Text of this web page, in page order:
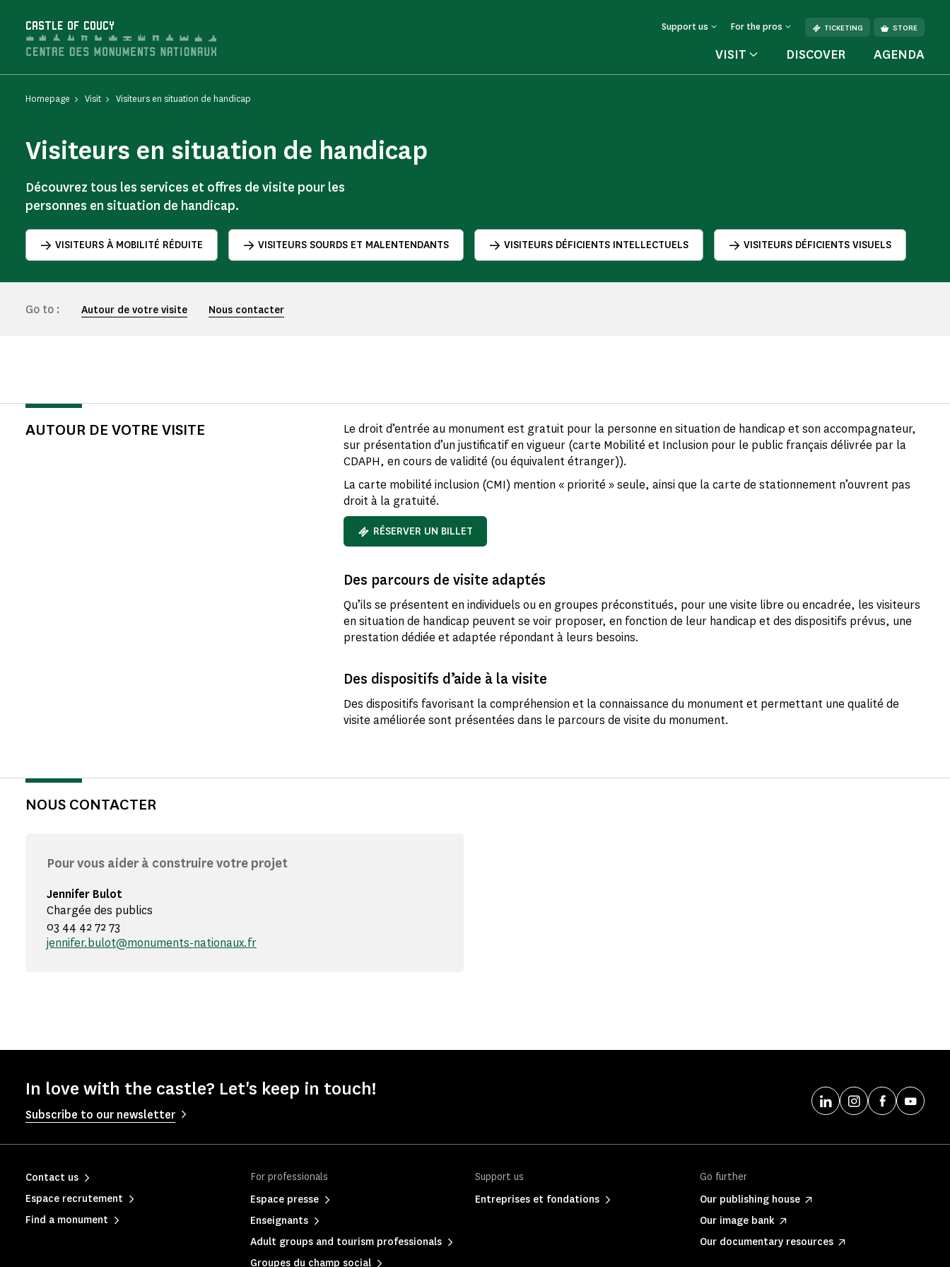
CASTLE OF COUCY Support us For the pros TICKETING STORE
VISIT DISCOVER AGENDA
Homepage Visit Visiteurs en situation de handicap
Visiteurs en situation de handicap
Découvrez tous les services et offres de visite pour les
personnes en situation de handicap.
VISITEURS À MOBILITÉ RÉDUITE VISITEURS SOURDS ET MALENTENDANTS VISITEURS DÉFICIENTS INTELLECTUELS VISITEURS DÉFICIENTS VISUELS
Go to : Autour de votre visite Nous contacter
AUTOUR DE VOTRE VISITE
Le droit d’entrée au monument est gratuit pour la personne en situation de handicap et son accompagnateur,
sur présentation d’un justificatif en vigueur (carte Mobilité et Inclusion pour le public français délivrée par la
CDAPH, en cours de validité (ou équivalent étranger)).
La carte mobilité inclusion (CMI) mention « priorité » seule, ainsi que la carte de stationnement n’ouvrent pas
droit à la gratuité.
RÉSERVER UN BILLET
Des parcours de visite adaptés
Qu’ils se présentent en individuels ou en groupes préconstitués, pour une visite libre ou encadrée, les visiteurs
en situation de handicap peuvent se voir proposer, en fonction de leur handicap et des dispositifs prévus, une
prestation dédiée et adaptée répondant à leurs besoins.
Des dispositifs d’aide à la visite
Des dispositifs favorisant la compréhension et la connaissance du monument et permettant une qualité de
visite améliorée sont présentées dans le parcours de visite du monument.
NOUS CONTACTER
Pour vous aider à construire votre projet
Jennifer Bulot
Chargée des publics
03 44 42 72 73
jennifer.bulot@monuments-nationaux.fr
In love with the castle? Let's keep in touch!
Subscribe to our newsletter
For professionals
Espace presse
Enseignants
Adult groups and tourism professionals
Groupes du champ social
Support us
Entreprises et fondations
Go further
Our publishing house
Our image bank
Our documentary resources
Contact us
Espace recrutement
Find a monument